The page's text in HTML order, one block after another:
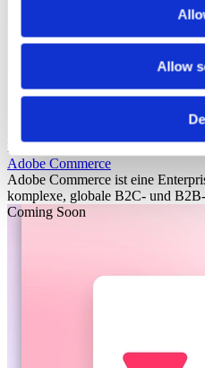
Allow
Laioutr
Adobe Commerce
Adobe Commerce ist eine
komplexe, globale B2C- und
Coming Soon